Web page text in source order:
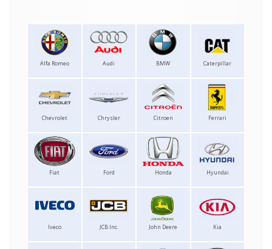
Alfa Romeo Audi BMW Caterpillar
Chevrolet Chrysler Citroen Ferrari
Fiat Ford Honda Hyundai
Iveco JCB Inc. John Deere Kia